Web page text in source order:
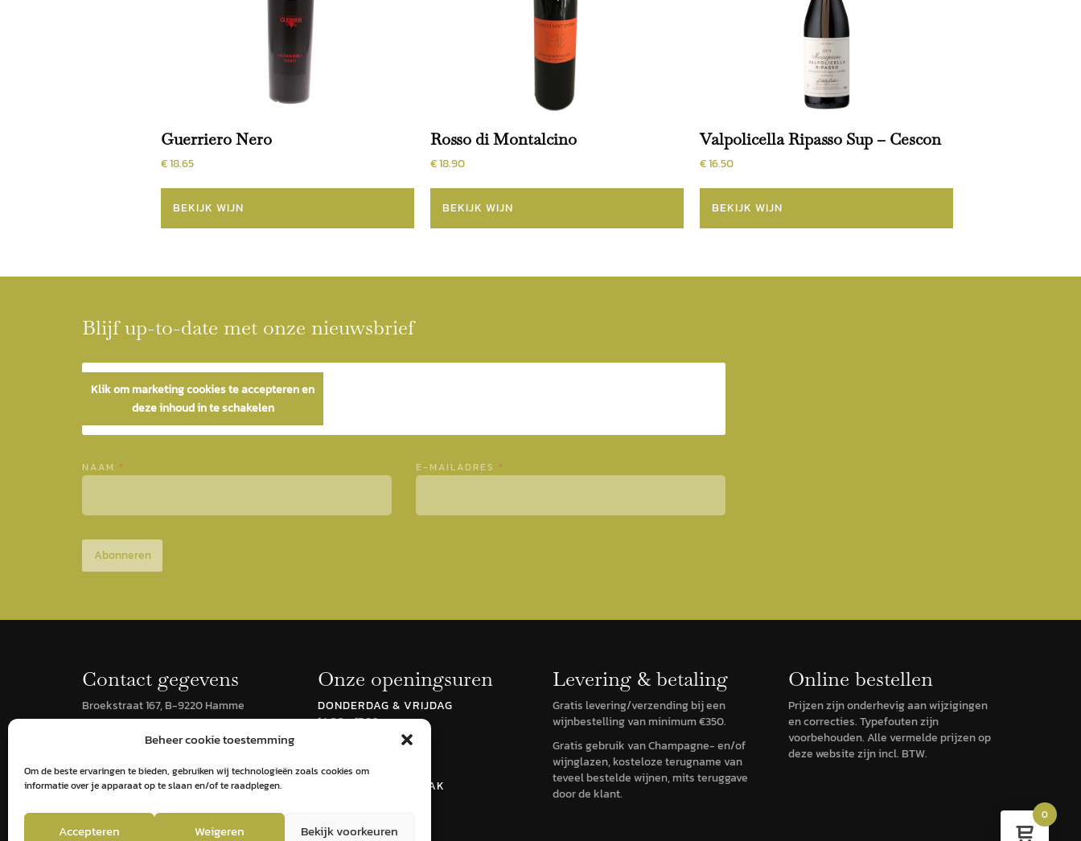
Beheer cookie toestemming
Om de beste ervaringen te bieden, gebruiken wij technologieën zoals cookies om
informatie over je apparaat op te slaan en/of te raadplegen.
Accepteren Weigeren Bekijk voorkeuren
Guerriero Nero
€ 18.65
BEKIJK WIJN
Rosso di Montalcino
€ 18.90
BEKIJK WIJN
Valpolicella Ripasso Sup – Cescon
€ 16.50
BEKIJK WIJN
Blijf up-to-date met onze nieuwsbrief
Klik om marketing cookies te accepteren en
deze inhoud in te schakelen
NAAM * E-MAILADRES *
Abonneren
Contact gegevens
Broekstraat 167, B-9220 Hamme
info@phivino.be
Onze openingsuren
DONDERDAG & VRIJDAG
14:00 - 17:30
MAAK EEN AFSPRAAK
Levering & betaling
Gratis levering/verzending bij een
wijnbestelling van minimum €350.
Gratis gebruik van Champagne- en/of
wijnglazen, kosteloze terugname van
teveel bestelde wijnen, mits teruggave
door de klant.
Online bestellen
Prijzen zijn onderhevig aan wijzigingen
en correcties. Typefouten zijn
voorbehouden. Alle vermelde prijzen op
deze website zijn incl. BTW.
0